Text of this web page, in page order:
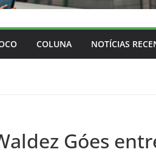
COLUNA NOTÍCIAS
Góes